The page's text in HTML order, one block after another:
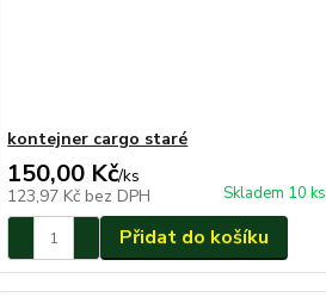
kontejner cargo staré
150,00 Kč/ks
123,97 Kč bez DPH Skladem 10 ks
Přidat do košíku